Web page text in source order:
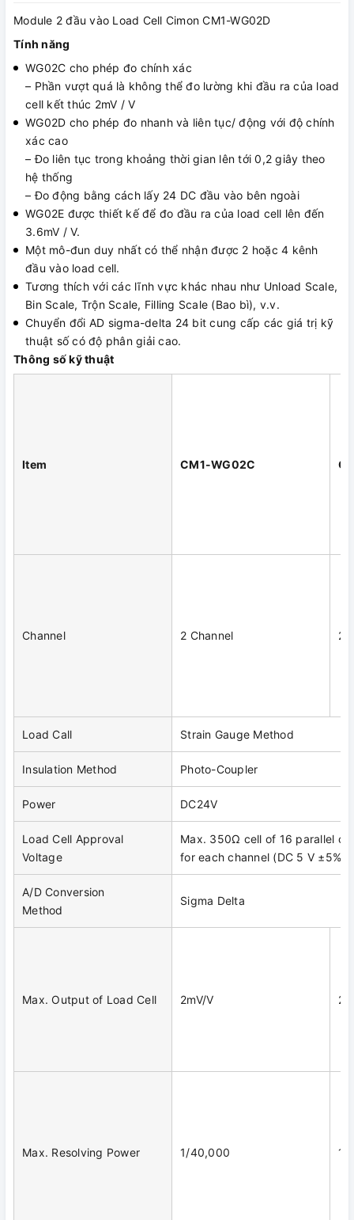
Module 2 đầu vào Load Cell Cimon CM1-WG02D
Tính năng
WG02C cho phép đo chính xác
– Phần vượt quá là không thể đo lường khi đầu ra của load
cell kết thúc 2mV / V
WG02D cho phép đo nhanh và liên tục/ động với độ chính
xác cao
– Đo liên tục trong khoảng thời gian lên tới 0,2 giây theo
hệ thống
– Đo động bằng cách lấy 24 DC đầu vào bên ngoài
WG02E được thiết kế để đo đầu ra của load cell lên đến
3.6mV / V.
Một mô-đun duy nhất có thể nhận được 2 hoặc 4 kênh
đầu vào load cell.
Tương thích với các lĩnh vực khác nhau như Unload Scale,
Bin Scale, Trộn Scale, Filling Scale (Bao bì), v.v.
Chuyển đổi AD sigma-delta 24 bit cung cấp các giá trị kỹ
thuật số có độ phân giải cao.
Thông số kỹ thuật
Item CM1-WG02C
Channel 2 Channel 2
Load Call Strain Gauge Method
Insulation Method Photo-Coupler
Power DC24V
Load Cell Approval
Voltage
Max. 350Ω cell of 16 parallel
for each channel (DC 5 V ±5%)
A/D Conversion
Method
Sigma Delta
Max. Output of Load Cell 2mV/V
Max. Resolving Power 1/40,000 1/